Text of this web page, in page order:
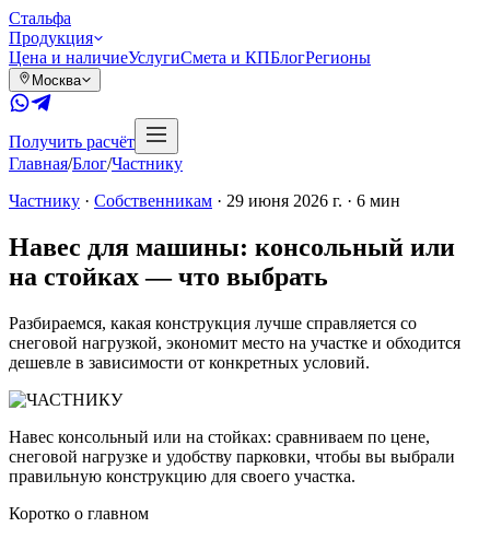
Стальфа
Продукция
Цена и наличиеУслугиСмета и КПБлогРегионы
Москва
Получить расчёт
Главная/Блог/Частнику
Частнику · Собственникам · 29 июня 2026 г. · 6 мин
Навес для машины: консольный или
на стойках — что выбрать
Разбираемся, какая конструкция лучше справляется со
снеговой нагрузкой, экономит место на участке и обходится
дешевле в зависимости от конкретных условий.
Навес консольный или на стойках: сравниваем по цене,
снеговой нагрузке и удобству парковки, чтобы вы выбрали
правильную конструкцию для своего участка.
Коротко о главном